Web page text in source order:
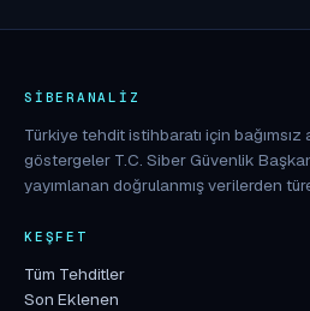
SIBERANALIZ
Türkiye tehdit istihbaratı için
göstergeler T.C. Siber Güvenlik
yayımlanan doğrulanmış verilerden
KEŞFET
Tüm Tehditler
Son Eklenen